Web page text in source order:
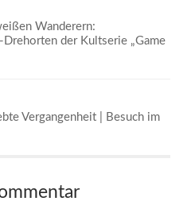
Wanderern:
der Kultserie „Game
Vergangenheit | Besuch im